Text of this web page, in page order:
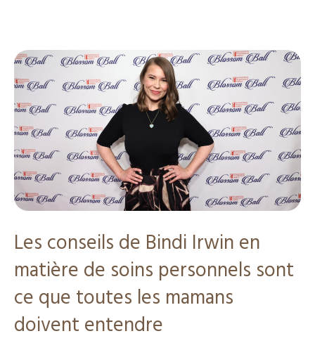
Les conseils de Bindi Irwin en
matière de soins personnels sont
ce que toutes les mamans
doivent entendre